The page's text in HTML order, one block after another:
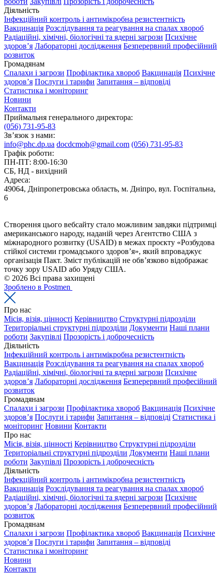
Діяльність
Інфекційний контроль і антимікробна резистентність
Вакцинація Розслідування та реагування на спалах хвороб
Радіаційні, хімічні, біологічні та ядерні загрози Психічне
здоров’я Лабораторні дослідження Безперервний професійний
розвиток
Громадянам
Спалахи і загрози Профілактика хвороб Вакцинація Психічне
здоров’я Послуги і тарифи Запитання – відповіді
Статистика і моніторинг
Новини
Контакти
Приймальня генерального директора:
(056) 731-95-83
Зв’язок з нами:
info@phc.dp.ua docdcmoh@gmail.com (056) 731-95-83
Графік роботи:
ПН-ПТ: 8:00-16:30
СБ, НД - вихідний
Адреса:
49064, Дніпропетровська область, м. Дніпро, вул. Госпітальна,
6
Створення цього вебсайту стало можливим завдяки підтримці
американського народу, наданій через Агентство США з
міжнародного розвитку (USAID) в межах проєкту «Розбудова
стійкої системи громадського здоров’я», який впроваджує
організація Пакт. Зміст публікацій не обв’язково відображає
точку зору USAID або Уряду США.
© 2026 Всі права захищені
Зроблено в Postmen
Про нас
Місія, візія, цінності Керівництво Структурні підрозділи
Територіальні структурні підрозділи Документи Наші плани
роботи Закупівлі Прозорість і доброчесність
Діяльність
Інфекційний контроль і антимікробна резистентність
Вакцинація Розслідування та реагування на спалах хвороб
Радіаційні, хімічні, біологічні та ядерні загрози Психічне
здоров’я Лабораторні дослідження Безперервний професійний
розвиток
Громадянам
Спалахи і загрози Профілактика хвороб Вакцинація Психічне
здоров’я Послуги і тарифи Запитання – відповіді Статистика і
моніторинг Новини Контакти
Про нас
Місія, візія, цінності Керівництво Структурні підрозділи
Територіальні структурні підрозділи Документи Наші плани
роботи Закупівлі Прозорість і доброчесність
Діяльність
Інфекційний контроль і антимікробна резистентність
Вакцинація Розслідування та реагування на спалах хвороб
Радіаційні, хімічні, біологічні та ядерні загрози Психічне
здоров’я Лабораторні дослідження Безперервний професійний
розвиток
Громадянам
Спалахи і загрози Профілактика хвороб Вакцинація Психічне
здоров’я Послуги і тарифи Запитання – відповіді
Статистика і моніторинг
Новини
Контакти